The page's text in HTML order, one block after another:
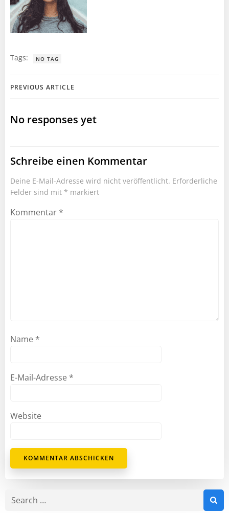
Tags: NO TAG
Post
PREVIOUS ARTICLE
No responses yet
Schreibe einen Kommentar
Deine E-Mail-Adresse wird nicht veröffentlicht. Erforderliche
Felder sind mit * markiert
Kommentar *
Name *
E-Mail-Adresse *
Website
Search